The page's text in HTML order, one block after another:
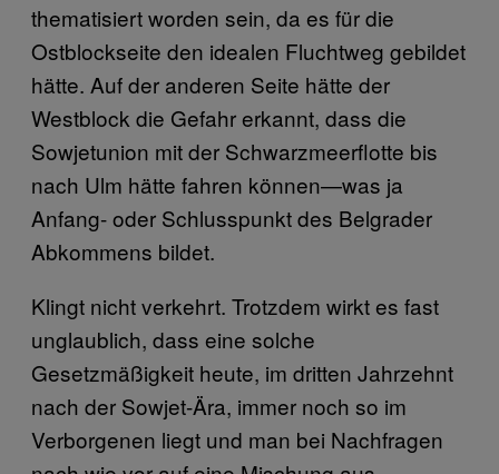
thematisiert worden sein, da es für die
Ostblockseite den idealen Fluchtweg gebildet
hätte. Auf der anderen Seite hätte der
Westblock die Gefahr erkannt, dass die
Sowjetunion mit der Schwarzmeerflotte bis
nach Ulm hätte fahren können—was ja
Anfang- oder Schlusspunkt des Belgrader
Abkommens bildet.
Klingt nicht verkehrt. Trotzdem wirkt es fast
unglaublich, dass eine solche
Gesetzmäßigkeit heute, im dritten Jahrzehnt
nach der Sowjet-Ära, immer noch so im
Verborgenen liegt und man bei Nachfragen